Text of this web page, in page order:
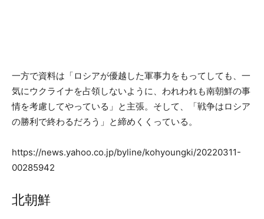
一方で資料は「ロシアが優越した軍事力をもってしても、一
気にウクライナを占領しないように、われわれも南朝鮮の事
情を考慮してやっている」と主張。そして、「戦争はロシア
の勝利で終わるだろう」と締めくくっている。
https://news.yahoo.co.jp/byline/kohyoungki/20220311-
00285942
北朝鮮